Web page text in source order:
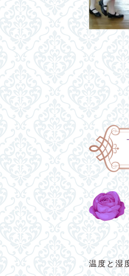
温度と湿